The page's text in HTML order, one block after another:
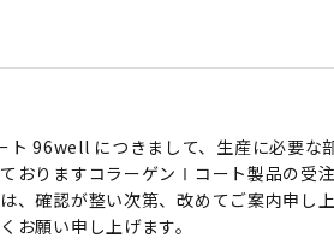
ト 96well につきまして、生産に必要
おりますコラーゲンⅠコート製品の受
、確認が整い次第、改めてご案内申し
お願い申し上げます。